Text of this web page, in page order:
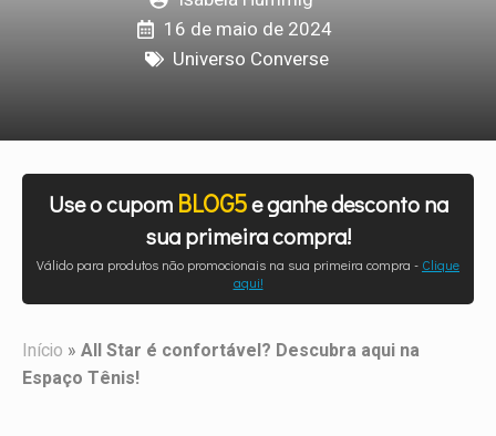
16 de maio de 2024
Universo Converse
Use o cupom BLOG5e ganhe desconto na
sua primeira compra!
Válido para produtos não promocionais na sua primeira compra - Clique
aqui!
Início » All Star é confortável? Descubra aqui na
Espaço Tênis!